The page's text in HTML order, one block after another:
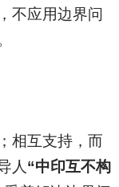
不应用边界问
相互支持，而
人 “中印互不构